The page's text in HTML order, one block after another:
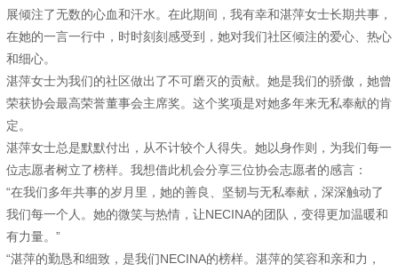
展倾注了无数的心血和汗水。在此期间，我有幸和湛萍女士长期共事，
在她的一言一行中，时时刻刻感受到，她对我们社区倾注的爱心、热心
和细心。
湛萍女士为我们的社区做出了不可磨灭的贡献。她是我们的骄傲，她曾
荣获协会最高荣誉董事会主席奖。这个奖项是对她多年来无私奉献的肯
定。
湛萍女士总是默默付出，从不计较个人得失。她以身作则，为我们每一
位志愿者树立了榜样。我想借此机会分享三位协会志愿者的感言：
“在我们多年共事的岁月里，她的善良、坚韧与无私奉献，深深触动了
我们每一个人。她的微笑与热情，让NECINA的团队，变得更加温暖和
有力量。”
“湛萍的勤恳和细致，是我们NECINA的榜样。湛萍的笑容和亲和力，